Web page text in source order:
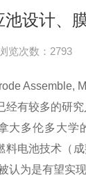
设计、
览次数：2793
Assemble,
经有较多的研
大多伦多大学
料电池技术（
认为是有望实